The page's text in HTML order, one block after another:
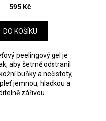
595 Kč
DO KOŠÍKU
peelingový gel je
aby šetrně odstranil
buňky a nečistoty,
jemnou, hladkou a
zářivou.